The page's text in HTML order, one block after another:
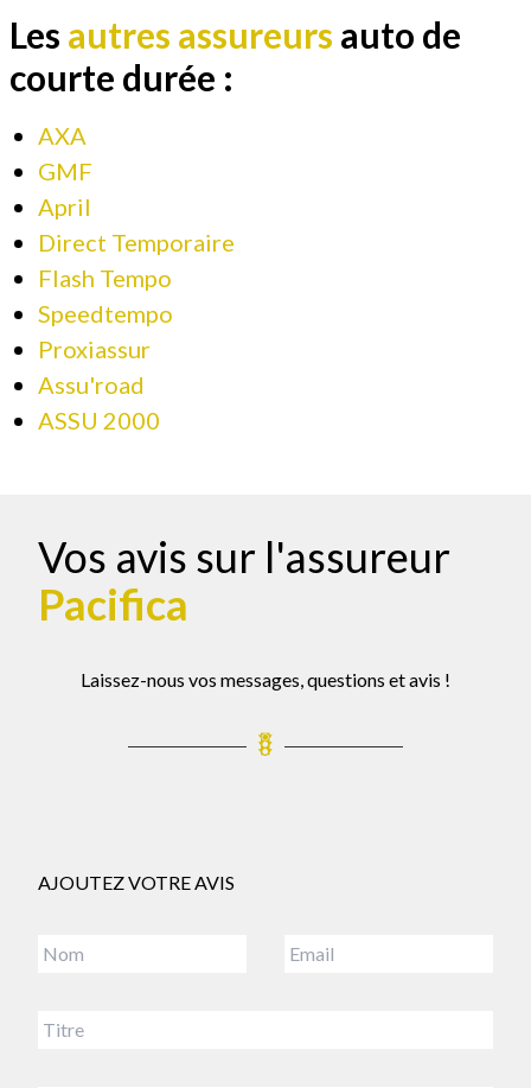
Les autres assureurs auto de
courte durée :
AXA
GMF
April
Direct Temporaire
Flash Tempo
Speedtempo
Proxiassur
Assu'road
ASSU 2000
Vos avis sur l'assureur
Pacifica
Laissez-nous vos messages, questions et avis !
AJOUTEZ VOTRE AVIS